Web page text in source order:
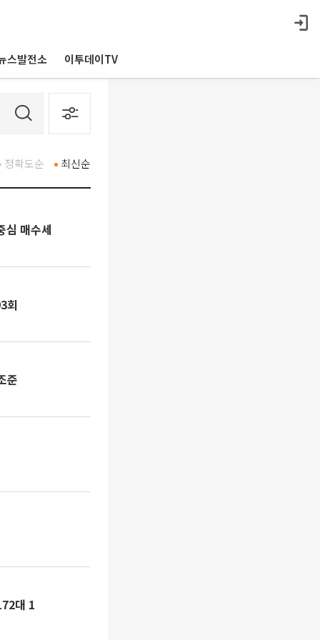
스발전소 이투데이TV
최신순
정확도순
심 매수세
회
준
대 1